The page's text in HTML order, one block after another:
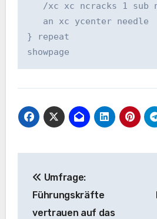
/xc xc ncracks 1 sub
   an xc ycenter needle
} repeat
Navigation
Umfrage:
Führungskräfte
vertrauen auf das